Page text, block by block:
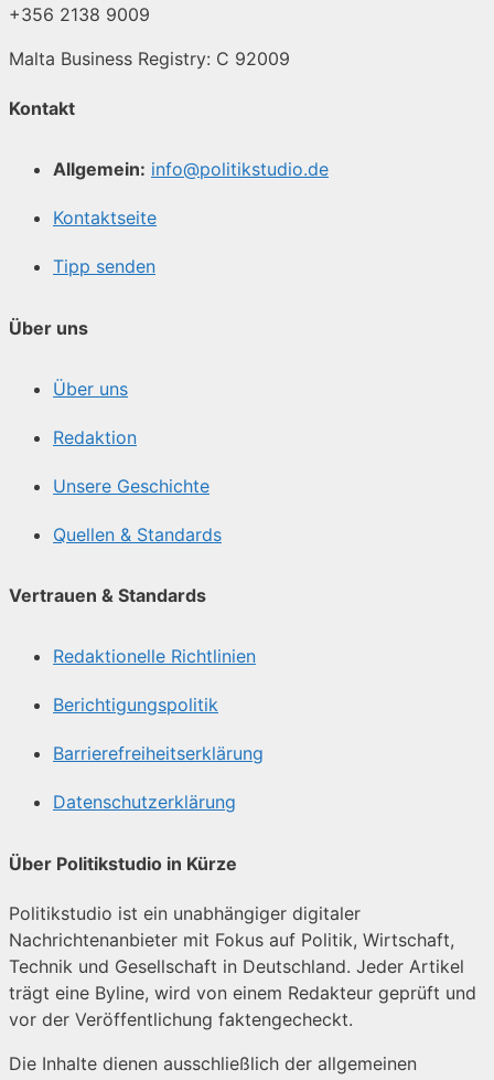
+356 2138 9009
Malta Business Registry: C 92009
Kontakt
Allgemein: info@politikstudio.de
Kontaktseite
Tipp senden
Über uns
Über uns
Redaktion
Unsere Geschichte
Quellen & Standards
Vertrauen & Standards
Redaktionelle Richtlinien
Berichtigungspolitik
Barrierefreiheitserklärung
Datenschutzerklärung
Über Politikstudio in Kürze
Politikstudio ist ein unabhängiger digitaler
Nachrichtenanbieter mit Fokus auf Politik, Wirtschaft,
Technik und Gesellschaft in Deutschland. Jeder Artikel
trägt eine Byline, wird von einem Redakteur geprüft und
vor der Veröffentlichung faktengecheckt.
Die Inhalte dienen ausschließlich der allgemeinen